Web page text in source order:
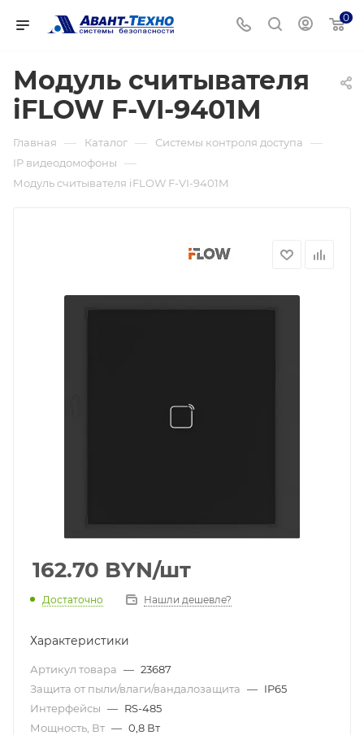
0
Модуль считывателя
iFLOW F-VI-9401M
Главная — Каталог — Системы контроля доступа —
IP видеодомофоны —
Модуль считывателя iFLOW F-VI-9401M
162.70 BYN/шт
Достаточно Нашли дешевле?
Характеристики
Артикул товара — 23687
Защита от пыли/влаги/вандалозащита — IP65
Интерфейсы — RS-485
Мощность, Вт — 0,8 Вт